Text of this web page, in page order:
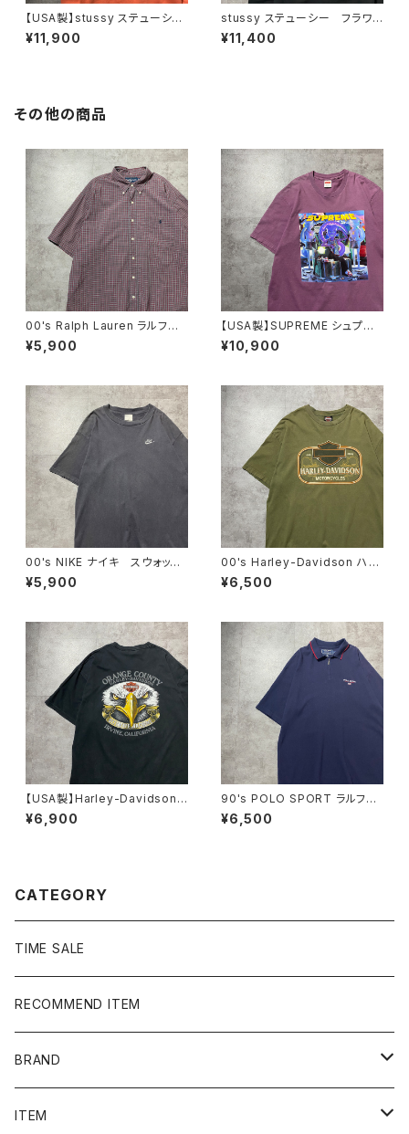
【USA製】stussy ステューシ
ー ワールドツアー バックプリ
ント オレンジ スウェット パ
¥11,900
stussy ステューシー フラワ
ーグラフィック バックプリン
ト ブラック 黒 スウェット
¥11,400
その他の商品
00's Ralph Lauren ラルフロ
ーレン 刺繍ロゴ ポニー チ
ェック総柄 半袖 ボタンダウ
¥5,900
【USA製】SUPREME シュプリ
ーム サイケデリック アートグ
ラフィック プリント パープ
¥10,900
00's NIKE ナイキ スウォッシ
ュ 刺繍ワンポイント チャコ
ールグレー Tシャツ
¥5,900
00's Harley-Davidson ハー
レーダビッドソン 両面プリン
ト イーグル コピーライト200
¥6,500
【USA製】Harley-Davidson
ハーレーダビッドソン 両面プリ
ント イーグル ブラック 黒
¥6,900
90's POLO SPORT ラルフロ
ーレン ポロスポーツ ハーフ
ジップ 刺繍ワンポイント 鹿
¥6,500
CATEGORY
TIME SALE
RECOMMEND ITEM
BRAND
NIKE
ITEM